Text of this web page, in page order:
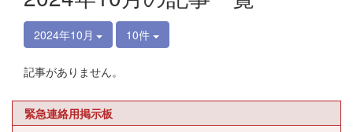
2024年10月 10件
記事がありません。
緊急連絡用掲示板